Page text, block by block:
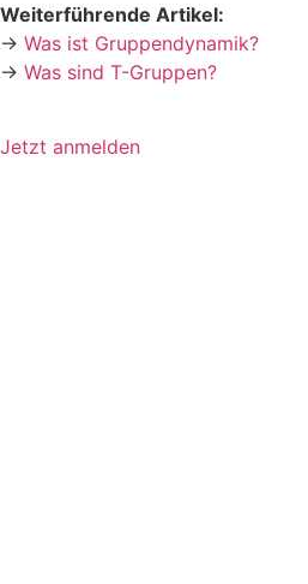
Weiterführende Artikel:
→ Was ist Gruppendynamik?
→ Was sind T-Gruppen?
Jetzt anmelden